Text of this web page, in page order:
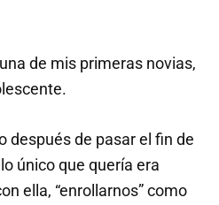
de mis primeras novias,
después de pasar el fin de
único que quería era
ella, “enrollarnos” como